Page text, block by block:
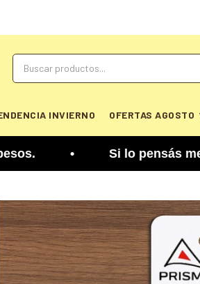
INVIERNO OFERTAS AGOSTO
• Si lo pensás mejor, lo